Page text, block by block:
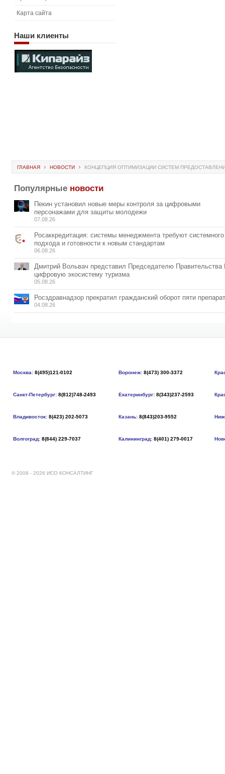
Карта сайта
Наши клиенты
ГЛАВНАЯ НОВОСТИ КОНЦЕПЦИЯ ОПТИМИЗАЦИИ СИСТЕМ
Популярные новости
Пекин установил новые меры контроля за цифровыми
персонажами для защиты молодежи
07.08.26
Росаккредитация: системы менеджмента требуют системного
подхода и готовности к новым стандартам
06.08.26
Дмитрий Вольвач представил Председателю
цифровую экосистему туризма
05.08.26
Росздравнадзор прекратил гражданский оборот пяти
04.08.26
Москва: 8(495)121-0102 Воронеж: 8(473) 300-3372
Санкт-Петербург: 8(812)748-2493 Екатеринбург: 8(343)237-2593
Владивосток: 8(423) 202-5073 Казань: 8(843)203-9552
Волгоград: 8(844) 229-7037 Калининград: 8(401) 279-0017
© 2008 - 2026 ИСО КОНСАЛТИНГ